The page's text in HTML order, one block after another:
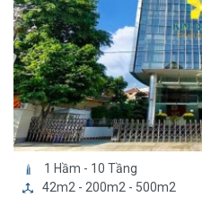
1 Hầm - 10 Tầng
42m2 - 200m2 - 500m2